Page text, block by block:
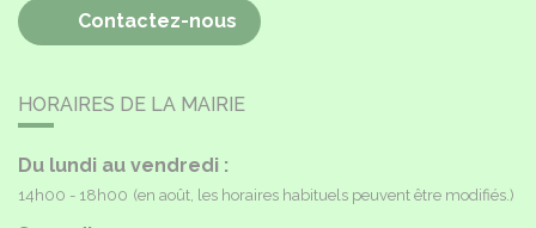
Contactez-nous
HORAIRES DE LA MAIRIE
Du lundi au vendredi :
14h00 - 18h00 (en août, les horaires habituels peuvent être modifiés.)